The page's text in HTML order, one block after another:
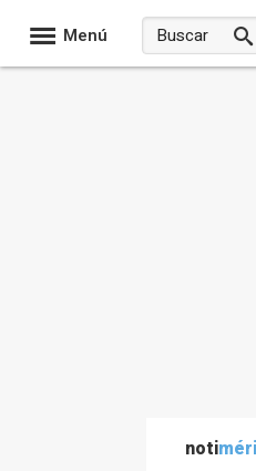
Menú
noti